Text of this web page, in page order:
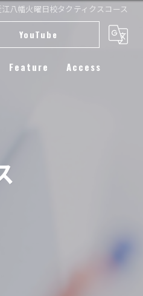
八幡火曜日校タクティクスコース
YouTube
Feature Access